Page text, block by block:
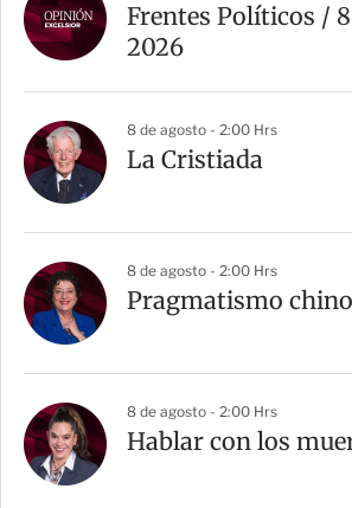
Frentes Políticos /
2026
8 de agosto - 2:00 Hrs
La Cristiada
8 de agosto - 2:00 Hrs
Pragmatismo chino
8 de agosto - 2:00 Hrs
Hablar con los